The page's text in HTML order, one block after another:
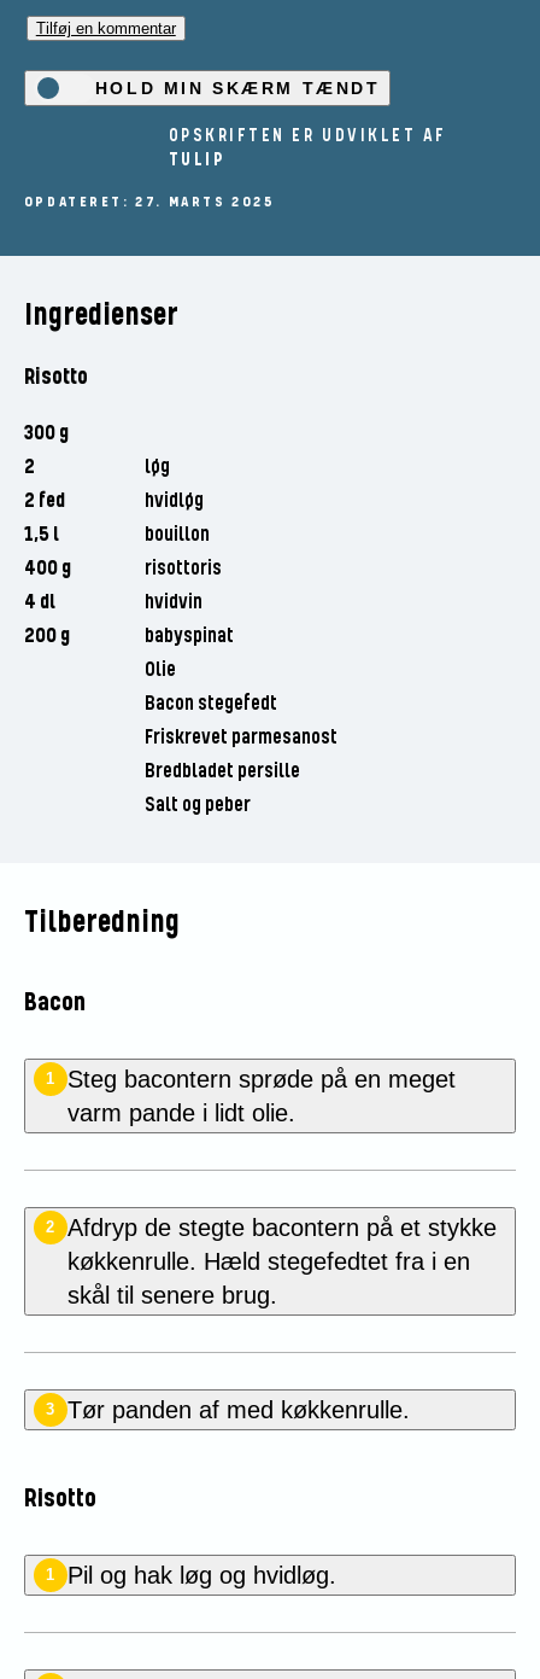
Tilføj en kommentar
HOLD MIN SKÆRM TÆNDT
OPSKRIFTEN ER UDVIKLET AF
TULIP
OPDATERET: 27. MARTS 2025
Ingredienser
Risotto
300 g
2
løg
2 fed
hvidløg
1,5 l
bouillon
400 g
risottoris
4 dl
hvidvin
200 g
babyspinat
Olie
Bacon stegefedt
Friskrevet parmesanost
Bredbladet persille
Salt og peber
Tilberedning
Bacon
1
Steg bacontern sprøde på en meget
varm pande i lidt olie.
2
Afdryp de stegte bacontern på et stykke
køkkenrulle. Hæld stegefedtet fra i en
skål til senere brug.
3 Tør panden af med køkkenrulle.
Risotto
1 Pil og hak løg og hvidløg.